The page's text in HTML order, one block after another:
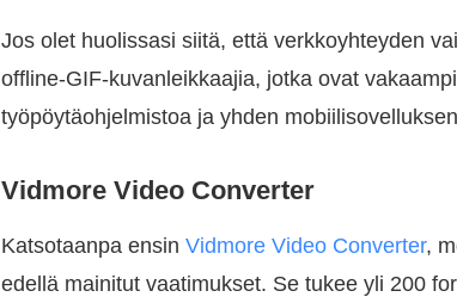
Jos olet huolissasi siitä, että verkkoyhteyden
offline-GIF-kuvanleikkaajia, jotka ovat
työpöytäohjelmistoa ja yhden
Vidmore Video Converter
Katsotaanpa ensin Vidmore Video Converter,
edellä mainitut vaatimukset. Se tukee yli 200